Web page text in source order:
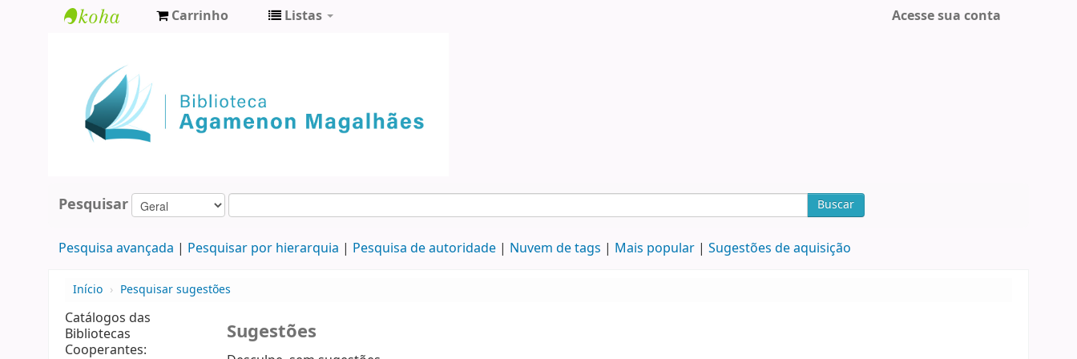
Agamenon
Magalhães
Carrinho Listas Acesse sua conta
Pesquisar Buscar
Pesquisa avançada Pesquisar por hierarquia Pesquisa de autoridade Nuvem de tags Mais popular Sugestões de aquisição
Início › Pesquisar sugestões
Catálogos das
Bibliotecas
Cooperantes:
Sugestões